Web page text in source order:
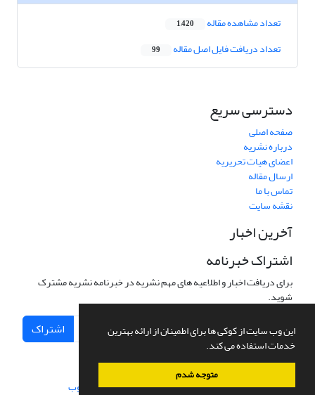
این وب سایت از کوکی ها برای اطمینان از ارائه بهترین
خدمات استفاده می کند.
متوجه شدم
تعداد مشاهده مقاله 1,420
تعداد دریافت فایل اصل مقاله 99
دسترسی سریع
صفحه اصلی
درباره نشریه
اعضای هیات تحریریه
ارسال مقاله
تماس با ما
نقشه سایت
آخرین اخبار
اشتراک خبرنامه
برای دریافت اخبار و اطلاعیه های مهم نشریه در خبرنامه نشریه مشترک
شوید.
اشتراک
سامانه مدیریت نشریات علمی.طراحی و پیاده سازی از سیناوب